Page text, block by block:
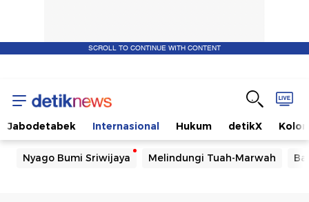
SCROLL TO CONTINUE WITH CONTENT
Jabodetabek Internasional Hukum detikX
Nyago Bumi Sriwijaya Melindungi Tuah-Marwah